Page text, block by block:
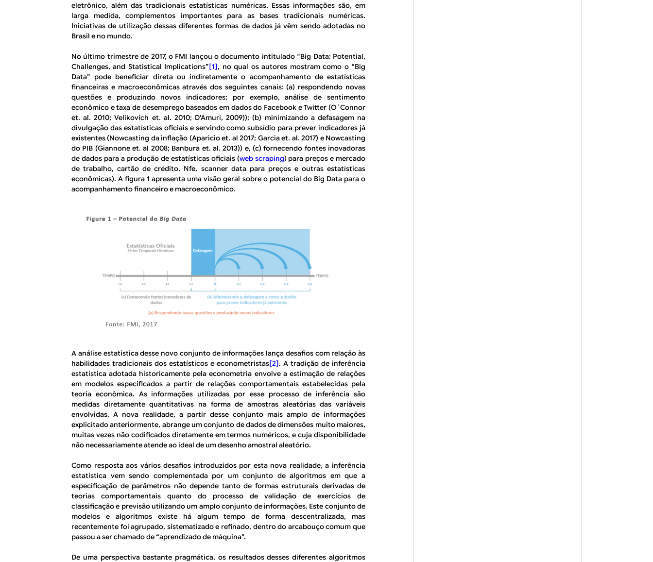
eletrônico, além das tradicionais estatísticas numéricas. Essas informações são, em
larga medida, complementos importantes para as bases tradicionais numéricas.
Iniciativas de utilização dessas diferentes formas de dados já vêm sendo adotadas no
Brasil e no mundo.
No último trimestre de 2017, o FMI lançou o documento intitulado “Big Data: Potential,
Challenges, and Statistical Implications”[1], no qual os autores mostram como o “Big
Data” pode beneficiar direta ou indiretamente o acompanhamento de estatísticas
financeiras e macroeconômicas através dos seguintes canais: (a) respondendo novas
questões e produzindo novos indicadores; por exemplo, análise de sentimento
econômico e taxa de desemprego baseados em dados do Facebook e Twitter (O´Connor
et. al. 2010; Velikovich et. al. 2010; D'Amuri, 2009)); (b) minimizando a defasagem na
divulgação das estatísticas oficiais e servindo como subsídio para prever indicadores já
existentes (Nowcasting da inflação (Aparicioet. al 2017; Garciaet. al. 2017) e Nowcasting
do PIB (Giannoneet. al 2008; Banbura et. al. 2013)) e, (c) fornecendo fontes inovadoras
de dados para a produção de estatísticas oficiais (web scraping)para preços e mercado
de trabalho, cartão de crédito, Nfe, scanner data para preços e outras estatísticas
econômicas). A figura 1 apresenta uma visão geral sobre o potencial do Big Datapara o
acompanhamento financeiro e macroeconômico.
A análise estatística desse novo conjunto de informações lança desafios com relação às
habilidades tradicionais dos estatísticos e econometristas[2]. A tradição de inferência
estatística adotada historicamente pela econometria envolve a estimação de relações
em modelos especificados a partir de relações comportamentais estabelecidas pela
teoria econômica. As informações utilizadas por esse processo de inferência são
medidas diretamente quantitativas na forma de amostras aleatórias das variáveis
envolvidas. A nova realidade, a partir desse conjunto mais amplo de informações
explicitado anteriormente, abrange um conjunto de dados de dimensões muito maiores,
muitas vezes não codificados diretamente em termos numéricos, e cuja disponibilidade
não necessariamente atende ao ideal de um desenho amostral aleatório.
Como resposta aos vários desafios introduzidos por esta nova realidade, a inferência
estatística vem sendo complementada por um conjunto de algoritmos em que a
especificação de parâmetros não depende tanto de formas estruturais derivadas de
teorias comportamentais quanto do processo de validação de exercícios de
classificação e previsão utilizando um amplo conjunto de informações. Este conjunto de
modelos e algoritmos existe há algum tempo de forma descentralizada, mas
recentemente foi agrupado, sistematizado e refinado, dentro do arcabouço comum que
passou a ser chamado de “aprendizado de máquina”.
De uma perspectiva bastante pragmática, os resultados desses diferentes algoritmos